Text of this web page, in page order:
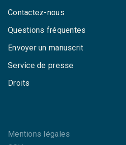
Contactez-nous
Questions fréquentes
Envoyer un manuscrit
Service de presse
Droits
Mentions légales